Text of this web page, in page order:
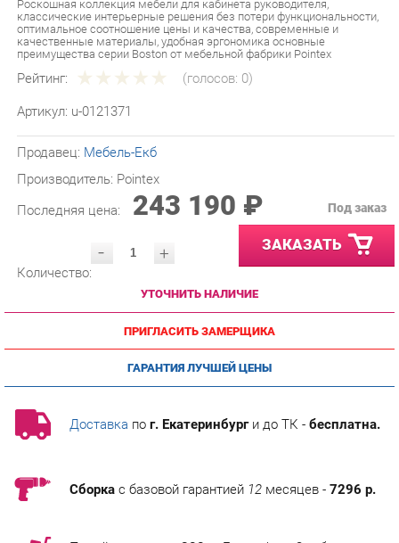
оптимальное соотношение цены и качества, современные и
качественные материалы, удобная эргономика основные
преимущества серии Boston от мебельной фабрики Pointex
Рейтинг: (голосов:0)
Артикул: u-0121371
Производитель:Pointex
Последняя цена: 243 190 ₽
- ЗАКАЗАТЬ
УТОЧНИТЬ НАЛИЧИЕ
ПРИГЛАСИТЬ ЗАМЕРЩИКА
ГАРАНТИЯ ЛУЧШЕЙ ЦЕНЫ
Доставкапог. Екатеринбурги до ТК -бесплатна.